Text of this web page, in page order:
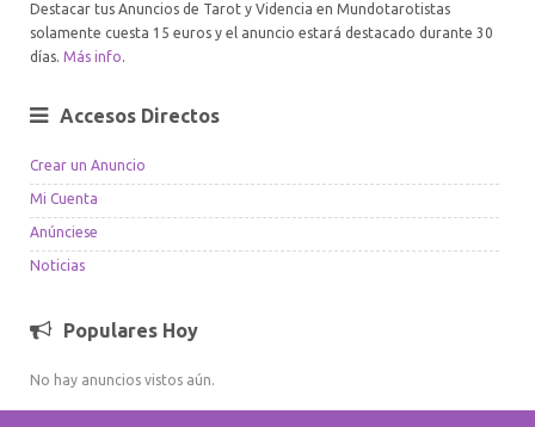
Destacar tus Anuncios de Tarot y Videncia en Mundotarotistas
solamente cuesta 15 euros y el anuncio estará destacado durante 30
días. Más info.
Accesos Directos
Crear un Anuncio
Mi Cuenta
Anúnciese
Noticias
Populares Hoy
No hay anuncios vistos aún.